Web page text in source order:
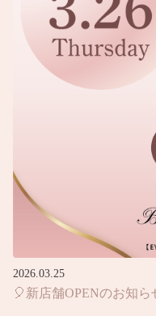
2026.03.25
🎈新店舗OPENのお知ら